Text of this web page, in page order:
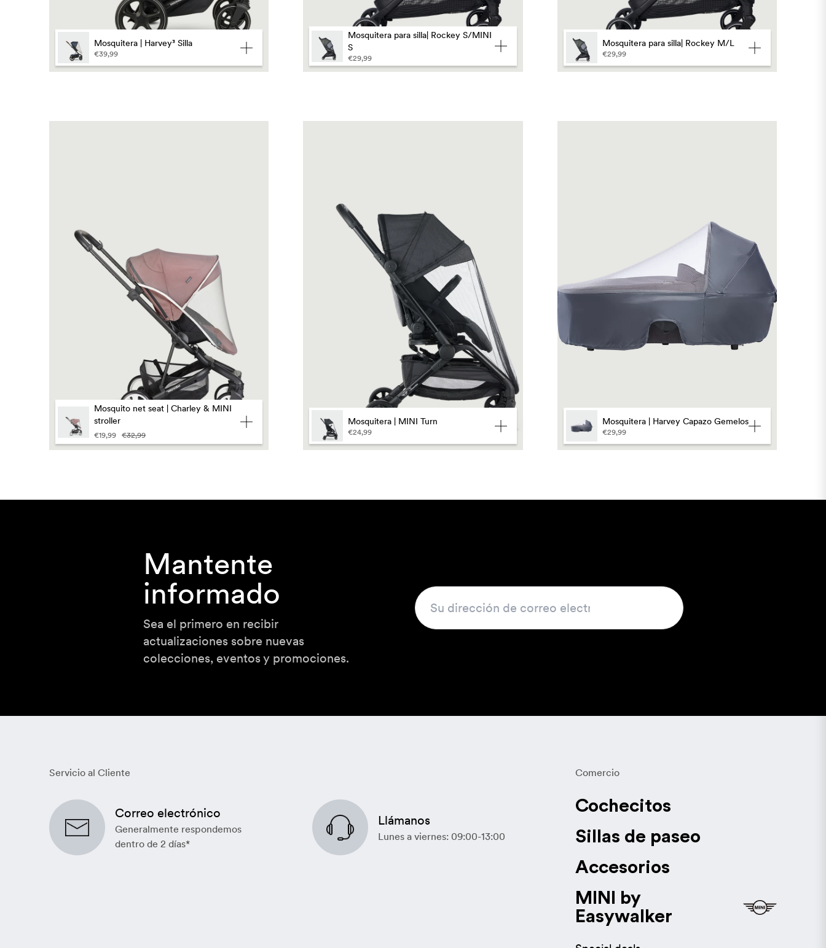
Mosquitera | Harvey³ Silla
€39,99
Mosquitera para silla| Rockey S/MINI
S
€29,99
Mosquitera para silla| Rockey M/L
€29,99
Mosquito net seat | Charley & MINI
stroller
€19,99 €32,99
Mosquitera | MINI Turn
€24,99
Mosquitera | Harvey Capazo Gemelos
€29,99
Mantente
informado
Sea el primero en recibir
actualizaciones sobre nuevas
colecciones, eventos y promociones.
Servicio al Cliente
Correo electrónico
Generalmente respondemos
dentro de 2 días*
Llámanos
Lunes a viernes: 09:00-13:00
Comercio
Cochecitos
Sillas de paseo
Accesorios
MINI by
Easywalker